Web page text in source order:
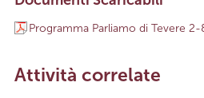
Programma Parliamo di Tevere
Attività correlate